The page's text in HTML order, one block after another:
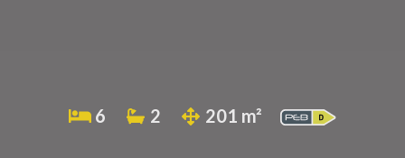
6 2 201 m²